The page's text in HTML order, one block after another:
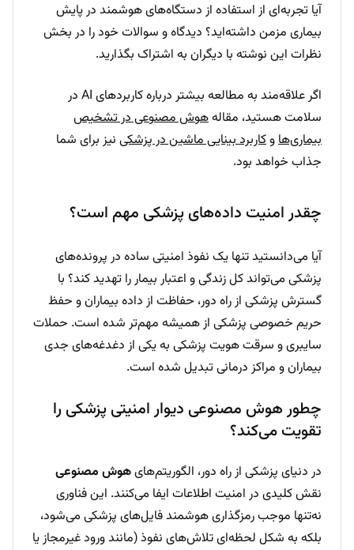
آیا تجربه‌ای از استفاده از دستگاه‌های هوشمند در پایش
بیماری مزمن داشته‌اید؟ دیدگاه و سوالات خود را در بخش
نظرات این نوشته با دیگران به اشتراک بگذارید.
اگر علاقه‌مند به مطالعه بیشتر درباره کاربردهای AI در
سلامت هستید، مقالههوش مصنوعی در تشخیص
بیماری‌هاوکاربرد بینایی ماشین در پزشکی نیز برای شما
جذاب خواهد بود.
چقدر امنیت داده‌های پزشکی مهم است؟
آیا می‌دانستید تنها یک نفوذ امنیتی ساده در پرونده‌های
پزشکی می‌تواند کل زندگی و اعتبار بیمار را تهدید کند؟ با
گسترش پزشکی از راه دور، حفاظت از داده‌ بیماران و حفظ
حریم خصوصی پزشکی از همیشه مهم‌تر شده است. حملات
سایبری و سرقت هویت پزشکی به یکی از دغدغه‌های جدی
بیماران و مراکز درمانی تبدیل شده است.
چطور هوش مصنوعی دیوار امنیتی پزشکی را
تقویت می‌کند؟
در دنیای پزشکی از راه دور، الگوریتم‌هایهوش مصنوعی
نقش کلیدی در امنیت اطلاعات ایفا می‌کنند. این فناوری
نه‌تنها موجب رمزگذاری هوشمند فایل‌های پزشکی می‌شود،
بلکه به شکل لحظه‌ای تلاش‌های نفوذ (مانند ورود غیرمجاز یا